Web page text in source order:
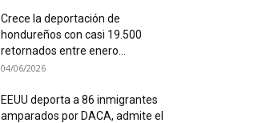
Crece la deportación de
hondureños con casi 19.500
retornados entre enero...
04/06/2026
EEUU deporta a 86 inmigrantes
amparados por DACA, admite el